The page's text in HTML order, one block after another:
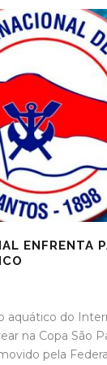
ENFRENTA
aquático do
na Copa São
pela